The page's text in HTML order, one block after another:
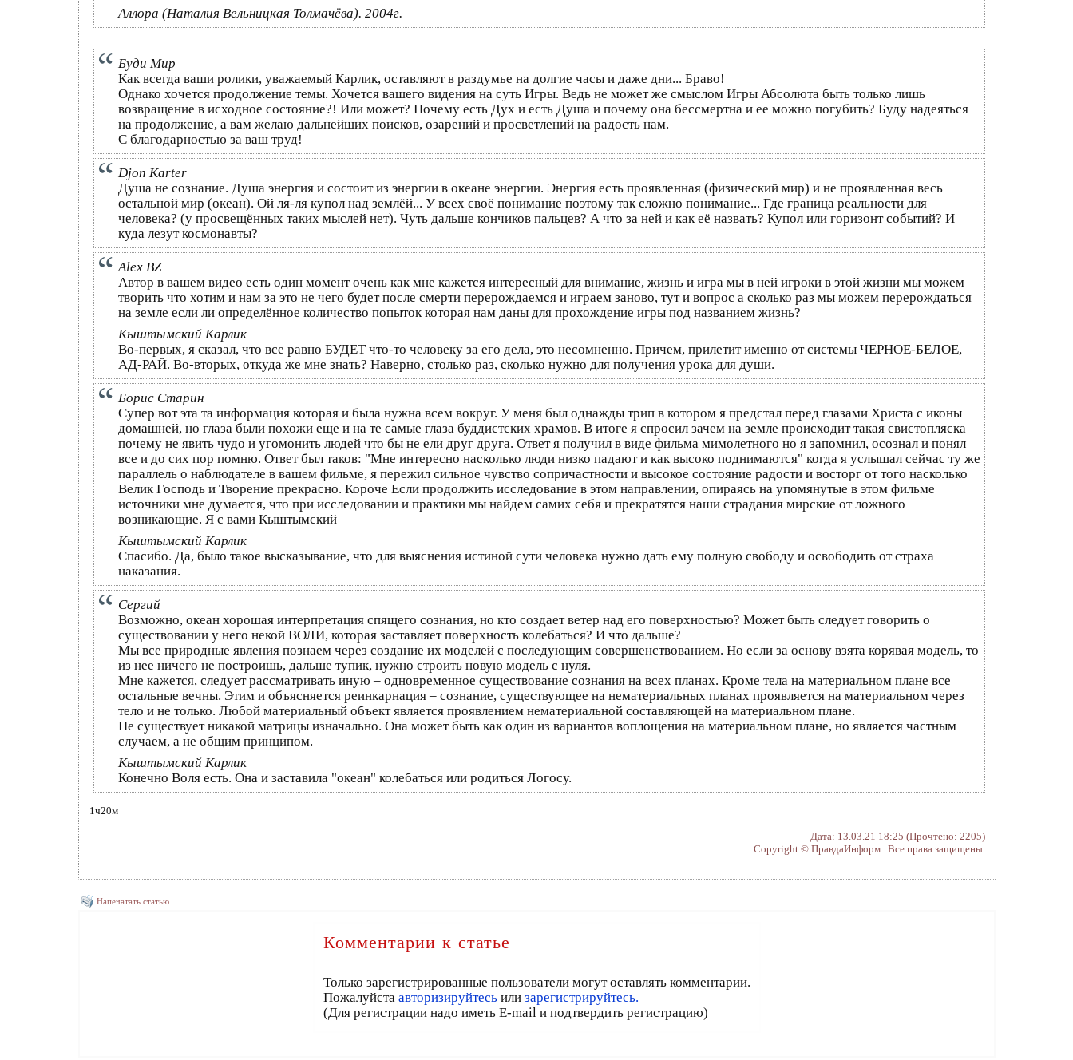
Аллора (Наталия Вельницкая Толмачёва). 2004г.
Буди Мир
Как всегда ваши ролики, уважаемый Карлик, оставляют в раздумье на долгие часы и даже дни... Браво!
Однако хочется продолжение темы. Хочется вашего видения на суть Игры. Ведь не может же смыслом Игры Абсолюта быть только лишь
возвращение в исходное состояние?! Или может? Почему есть Дух и есть Душа и почему она бессмертна и ее можно погубить? Буду надеяться
на продолжение, а вам желаю дальнейших поисков, озарений и просветлений на радость нам.
С благодарностью за ваш труд!
Djon Karter
Душа не сознание. Душа энергия и состоит из энергии в океане энергии. Энергия есть проявленная (физический мир) и не проявленная весь
остальной мир (океан). Ой ля-ля купол над землёй... У всех своё понимание поэтому так сложно понимание... Где граница реальности для
человека? (у просвещённых таких мыслей нет). Чуть дальше кончиков пальцев? А что за ней и как её назвать? Купол или горизонт событий? И
куда лезут космонавты?
Alex BZ
Автор в вашем видео есть один момент очень как мне кажется интересный для внимание, жизнь и игра мы в ней игроки в этой жизни мы можем
творить что хотим и нам за это не чего будет после смерти перерождаемся и играем заново, тут и вопрос а сколько раз мы можем перерождаться
на земле если ли определённое количество попыток которая нам даны для прохождение игры под названием жизнь?
Кыштымский Карлик
Во-первых, я сказал, что все равно БУДЕТ что-то человеку за его дела, это несомненно. Причем, прилетит именно от системы ЧЕРНОЕ-БЕЛОЕ,
АД-РАЙ. Во-вторых, откуда же мне знать? Наверно, столько раз, сколько нужно для получения урока для души.
Борис Старин
Супер вот эта та информация которая и была нужна всем вокруг. У меня был однажды трип в котором я предстал перед глазами Христа с иконы
домашней, но глаза были похожи еще и на те самые глаза буддистских храмов. В итоге я спросил зачем на земле происходит такая свистопляска
почему не явить чудо и угомонить людей что бы не ели друг друга. Ответ я получил в виде фильма мимолетного но я запомнил, осознал и понял
все и до сих пор помню. Ответ был таков: "Мне интересно насколько люди низко падают и как высоко поднимаются" когда я услышал сейчас ту же
параллель о наблюдателе в вашем фильме, я пережил сильное чувство сопричастности и высокое состояние радости и восторг от того насколько
Велик Господь и Творение прекрасно. Короче Если продолжить исследование в этом направлении, опираясь на упомянутые в этом фильме
источники мне думается, что при исследовании и практики мы найдем самих себя и прекратятся наши страдания мирские от ложного
возникающие. Я с вами Кыштымский
Кыштымский Карлик
Спасибо. Да, было такое высказывание, что для выяснения истиной сути человека нужно дать ему полную свободу и освободить от страха
наказания.
Сергий
Возможно, океан хорошая интерпретация спящего сознания, но кто создает ветер над его поверхностью? Может быть следует говорить о
существовании у него некой ВОЛИ, которая заставляет поверхность колебаться? И что дальше?
Мы все природные явления познаем через создание их моделей с последующим совершенствованием. Но если за основу взята корявая модель, то
из нее ничего не построишь, дальше тупик, нужно строить новую модель с нуля.
Мне кажется, следует рассматривать иную – одновременное существование сознания на всех планах. Кроме тела на материальном плане все
остальные вечны. Этим и объясняется реинкарнация – сознание, существующее на нематериальных планах проявляется на материальном через
тело и не только. Любой материальный объект является проявлением нематериальной составляющей на материальном плане.
Не существует никакой матрицы изначально. Она может быть как один из вариантов воплощения на материальном плане, но является частным
случаем, а не общим принципом.
Кыштымский Карлик
Конечно Воля есть. Она и заставила "океан" колебаться или родиться Логосу.
1ч20м
Дата: 13.03.21 18:25 (Прочтено: 2205)
Copyright © ПравдаИнформ Все права защищены.
Напечатать статью
Комментарии к статье
Только зарегистрированные пользователи могут оставлять комментарии.
Пожалуйста авторизируйтесь или зарегистрируйтесь.
(Для регистрации надо иметь E-mail и подтвердить регистрацию)